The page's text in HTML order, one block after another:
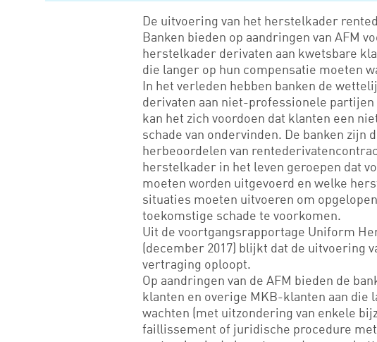
De uitvoering van het herstelkader
Banken bieden op aandringen van AFM
herstelkader derivaten aan kwetsbare
die langer op hun compensatie moeten
In het verleden hebben banken de
derivaten aan niet-professionele
kan het zich voordoen dat klanten een
schade van ondervinden. De banken zijn
herbeoordelen van
herstelkader in het leven geroepen dat
moeten worden uitgevoerd en welke
situaties moeten uitvoeren om
toekomstige schade te voorkomen.
Uit de voortgangsrapportage Uniform
(december 2017) blijkt dat de uitvoering
vertraging oploopt.
Op aandringen van de AFM bieden de
klanten en overige MKB-klanten aan die
wachten (met uitzondering van enkele
faillissement of juridische procedure